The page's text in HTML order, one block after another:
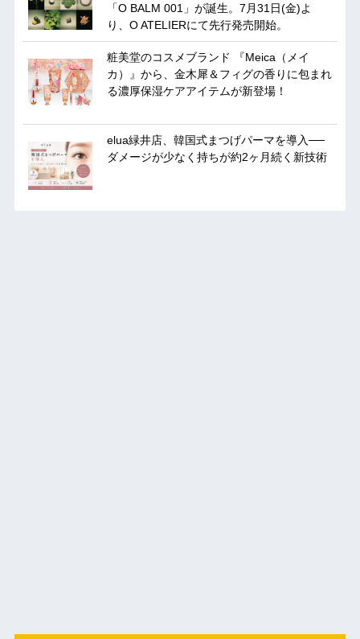
「O BALM 001」が誕生。7月31日(金)よ
り、O ATELIERにて先行発売開始。
粧美堂のコスメブランド 『Meica（メイ
カ）』から、金木犀＆フィグの香りに包まれ
る濃厚保湿ケアアイテムが新登場！
elua緑井店、韓国式まつげパーマを導入──
ダメージが少なく持ちが約2ヶ月続く新技術